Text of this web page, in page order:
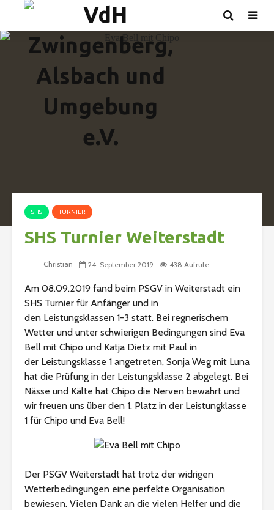
SHS TURNIER
SHS Turnier Weiterstadt
Christian 24. September 2019 438 Aufrufe
Am 08.09.2019 fand beim PSGV in Weiterstadt ein
SHS Turnier für Anfänger und in
den Leistungsklassen 1-3 statt. Bei regnerischem
Wetter und unter schwierigen Bedingungen sind Eva
Bell mit Chipo und Katja Dietz mit Paul in
der Leistungsklasse 1 angetreten, Sonja Weg mit Luna
hat die Prüfung in der Leistungsklasse 2 abgelegt. Bei
Nässe und Kälte hat Chipo die Nerven bewahrt und
wir freuen uns über den 1. Platz in der Leistungklasse
1 für Chipo und Eva Bell!
Der PSGV Weiterstadt hat trotz der widrigen
Wetterbedingungen eine perfekte Organisation
bewiesen. Vielen Dank an die vielen Helfer und die